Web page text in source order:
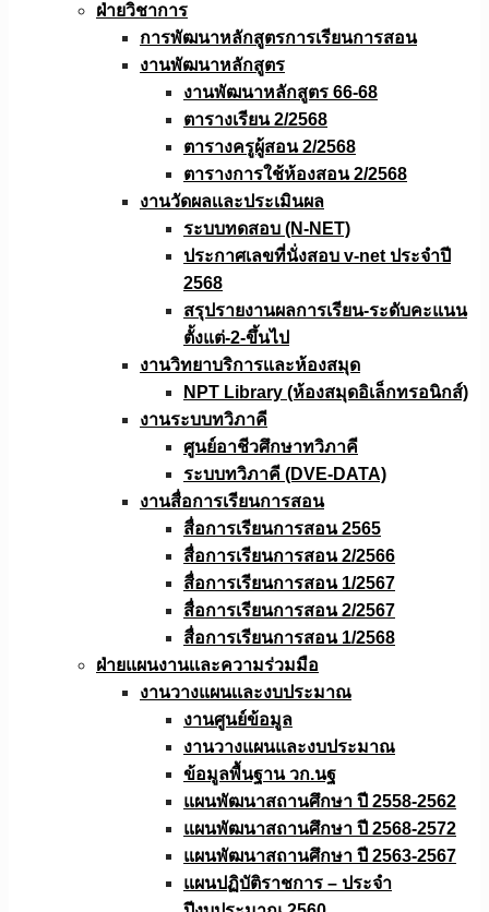
ฝ่ายวิชาการ
การพัฒนาหลักสูตรการเรียนการสอน
งานพัฒนาหลักสูตร
งานพัฒนาหลักสูตร 66-68
ตารางเรียน 2/2568
ตารางครูผู้สอน 2/2568
ตารางการใช้ห้องสอน 2/2568
งานวัดผลเเละประเมินผล
ระบบทดสอบ (N-NET)
ประกาศเลขที่นั่งสอบ v-net ประจำปี
2568
สรุปรายงานผลการเรียน-ระดับคะแนน
ตั้งแต่-2-ขึ้นไป
งานวิทยาบริการเเละห้องสมุด
NPT Library (ห้องสมุดอิเล็กทรอนิกส์)
งานระบบทวิภาคี
ศูนย์อาชีวศึกษาทวิภาคี
ระบบทวิภาคี (DVE-DATA)
งานสื่อการเรียนการสอน
สื่อการเรียนการสอน 2565
สื่อการเรียนการสอน 2/2566
สื่อการเรียนการสอน 1/2567
สื่อการเรียนการสอน 2/2567
สื่อการเรียนการสอน 1/2568
ฝ่ายแผนงานเเละความร่วมมือ
งานวางแผนเเละงบประมาณ
งานศูนย์ข้อมูล
งานวางแผนและงบประมาณ
ข้อมูลพื้นฐาน วก.นฐ
แผนพัฒนาสถานศึกษา ปี 2558-2562
แผนพัฒนาสถานศึกษา ปี 2568-2572
แผนพัฒนาสถานศึกษา ปี 2563-2567
แผนปฏิบัติราชการ – ประจำ